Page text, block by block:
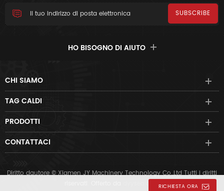
RICHIESTA ORA
HO BISOGNO DI AIUTO
CHI SIAMO
TAG CALDI
PRODOTTI
CONTATTACI
Diritto dautore © Xiamen JY Machinery Technology Co.,Ltd Tutti i diritti
dyyseo.com